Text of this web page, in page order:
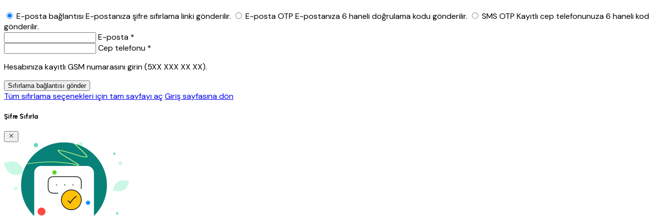
E-posta bağlantısıE-postanıza şifre sıfırlama linki gönderilir. E-posta OTP E-postanıza 6 haneli doğrulama kodu gönderilir. SMS OTP Kayıtlı cep telefonunuza 6 haneli kod
gönderilir.
E-posta *
Cep telefonu *
Hesabınıza kayıtlı GSM numarasını girin (5XX XXX XX XX).
Sıfırlama bağlantısı gönder
Tüm sıfırlama seçenekleri için tam sayfayı açGiriş sayfasına dön
Şifre Sıfırla